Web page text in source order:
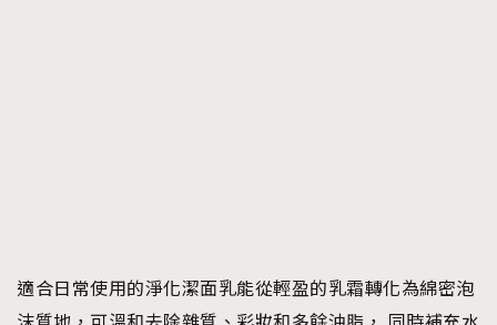
適合日常使用的淨化潔面乳能從輕盈的乳霜轉化為綿密泡